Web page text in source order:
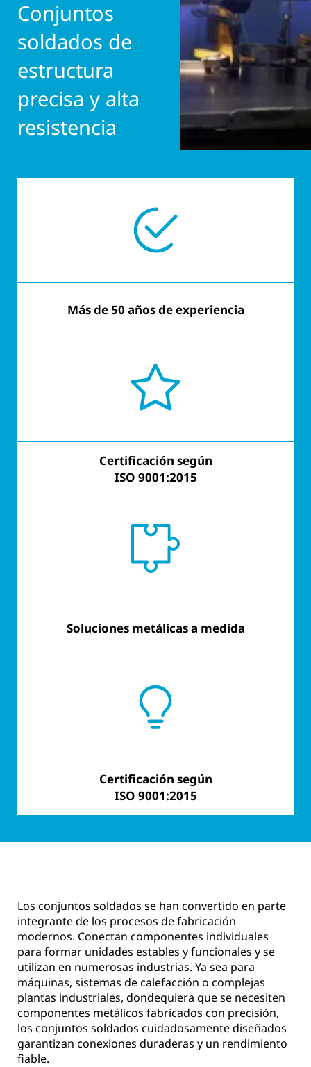
Conjuntos
soldados de
estructura
precisa y alta
resistencia
Más de 50 años de experiencia
Personalizado
Certificación según
ISO 9001:2015
Certificación según
ISO 9001:2015
Soluciones metálicas a medida
Orientación al cliente
Certificación según
ISO 9001:2015
Fuerte realización
Los conjuntos soldados se han convertido en parte
integrante de los procesos de fabricación
modernos. Conectan componentes individuales
para formar unidades estables y funcionales y se
utilizan en numerosas industrias. Ya sea para
máquinas, sistemas de calefacción o complejas
plantas industriales, dondequiera que se necesiten
componentes metálicos fabricados con precisión,
los conjuntos soldados cuidadosamente diseñados
garantizan conexiones duraderas y un rendimiento
fiable.